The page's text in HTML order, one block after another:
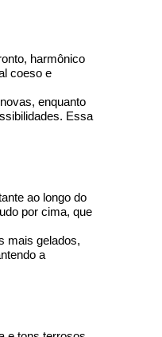
harmônico
coeso e
enquanto
Essa
ao longo do
por cima, que
mais gelados,
a